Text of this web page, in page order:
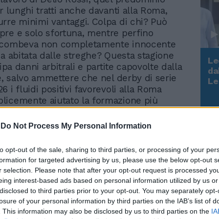
Do Not Process My Personal Information
opt-out of the sale, sharing to third parties, or processing of your
for targeted advertising by us, please use the below opt-out
selection. Please note that after your opt-out request is processed
interest-based ads based on personal information utilized by us
to third parties prior to your opt-out. You may separately
of your personal information by third parties on the IAB’s list of
This information may also be disclosed by us to third parties on the
lunghi tratti anche davanti alla Roma,
minimi vantaggi. Colpa di chi? Può
e solo sfortuna, mentre perfino
non completamente innocente
abitata dalle streghe? Questa stagione
danni arbitrali e partite capovolte dalla
salvo ammettere che nel derby di serie
i fluidi positivi favorevoli alla Roma
aiutato la formazione più
organizzata in campo. Lo sappiamo
bisogna possedere il colpo del ko,
da quell'unico palo che Rocchi ha
al culmine di una superiorità tecnico-
È inutile piombare negli ultimi
per poi evaporare davanti all'accoppiata
al cui confronto gli omologhi Siviglia e
sembrati troppo impacciati e
Lotito dove sei? Arriverà il momento
Rudy Giuliani a Come States?
Trump, Meloni e la strategia
americana